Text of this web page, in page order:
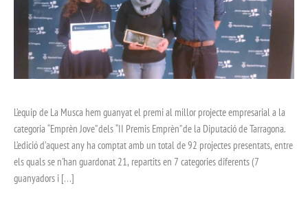
L’equip de La Musca hem guanyat el premi al millor projecte empresarial a la
categoria “Emprèn Jove” dels “II Premis Emprèn” de la Diputació de Tarragona.
L’edició d’aquest any ha comptat amb un total de 92 projectes presentats, entre
els quals se n’han guardonat 21, repartits en 7 categories diferents (7
guanyadors i […]